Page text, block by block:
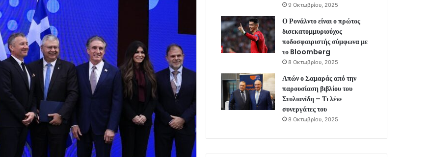
9 Οκτωβρίου, 2025
Ο Ρονάλντο είναι ο πρώτος
δισεκατομμυριούχος
ποδοσφαιριστής σύμφωνα με
το Bloomberg
8 Οκτωβρίου, 2025
Απών ο Σαμαράς από την
παρουσίαση βιβλίου του
Στυλιανίδη – Τι λένε
συνεργάτες του
8 Οκτωβρίου, 2025